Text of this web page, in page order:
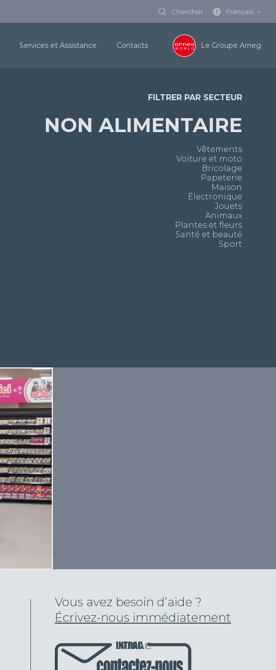
Chercher Français
Services et Assistance Contacts Le Groupe Arneg
FILTRER PAR SECTEUR
NON ALIMENTAIRE
Vêtements
Voiture et moto
Bricolage
Papeterie
Maison
Électronique
Jouets
Animaux
Plantes et fleurs
Santé et beauté
Sport
Vous avez besoin d’aide ?
Écrivez-nous immédiatement
INTRAC